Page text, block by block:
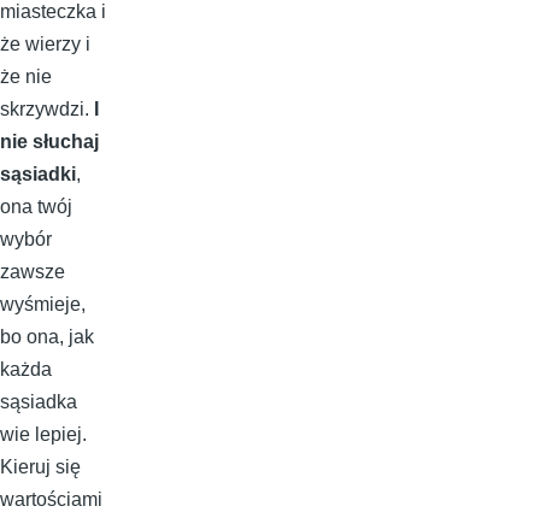
miasteczka i
że wierzy i
że nie
skrzywdzi.
nie słuchaj
sąsiadki,
ona twój
wybór
zawsze
wyśmieje,
bo ona, jak
każda
sąsiadka
wie lepiej.
Kieruj się
wartościami